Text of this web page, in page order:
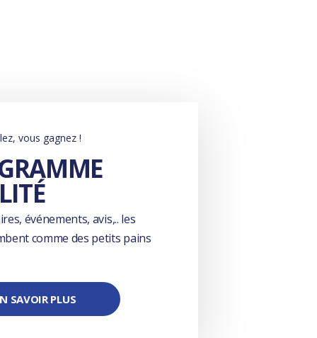
vous gagnez !
événements, avis,.. les
comme des petits pains
SAVOIR PLUS